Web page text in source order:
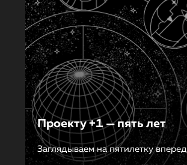
Проекту +1 — пять лет
Заглядываем на пятилетку вперед